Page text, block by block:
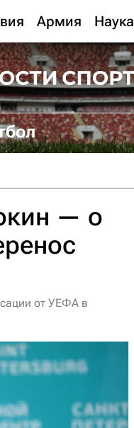
Армия Наука
— о
от УЕФА в